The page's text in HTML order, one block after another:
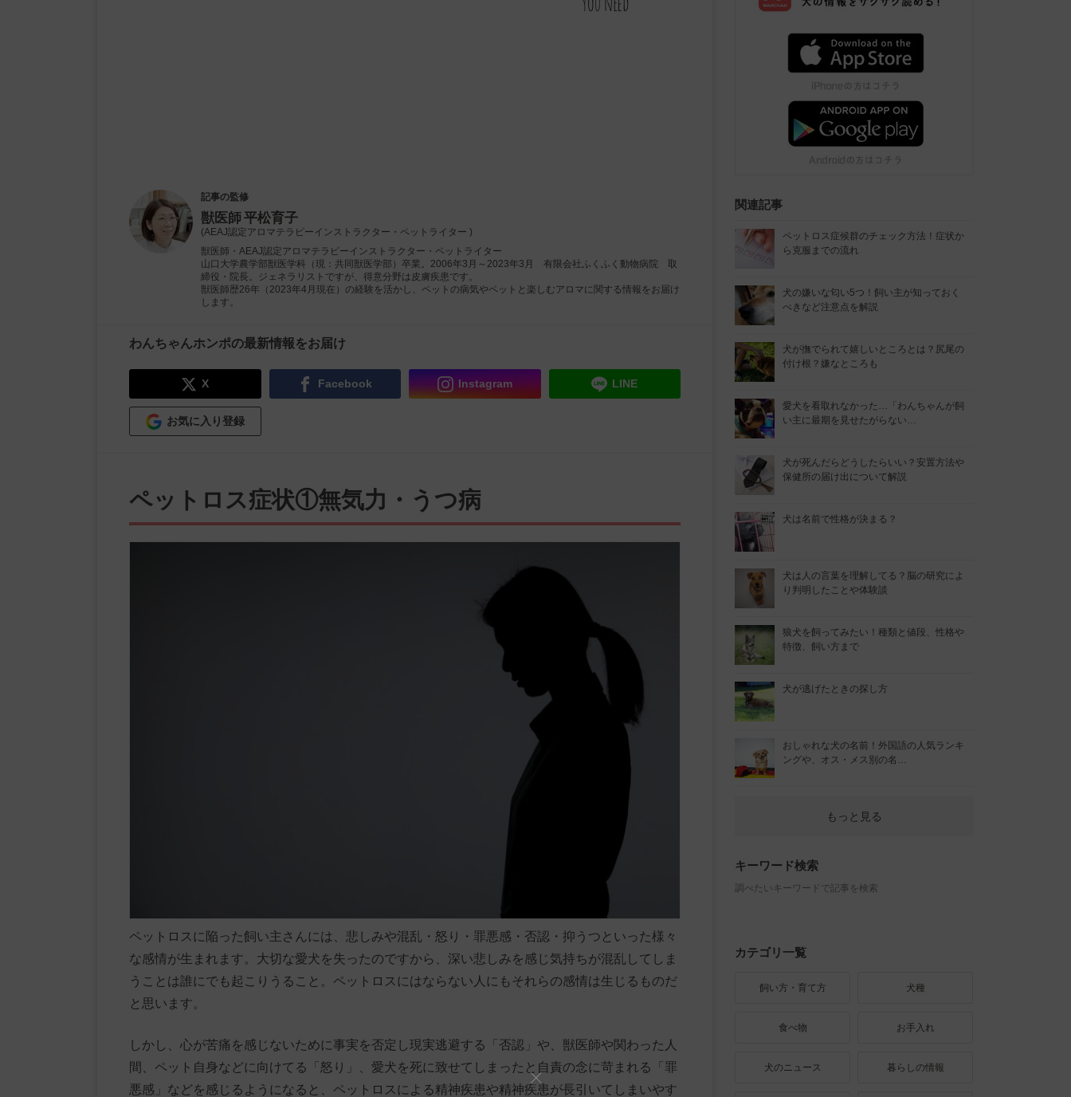
記事の監修
獣医師平松育子
(AEAJ認定アロマテラピーインストラクター・ペットライター )
獣医師・AEAJ認定アロマテラピーインストラクター・ペットライター
山口大学農学部獣医学科（現：共同獣医学部）卒業。2006年3月～2023年3月 有限会社ふくふく動物病院 取
締役・院長。ジェネラリストですが、得意分野は皮膚疾患です。
獣医師歴26年（2023年4月現在）の経験を活かし、ペットの病気やペットと楽しむアロマに関する情報をお届け
します。
わんちゃんホンポの最新情報をお届け
X Facebook Instagram LINE
お気に入り登録
ペットロス症状①無気力・うつ病
ペットロスに陥った飼い主さんには、悲しみや混乱・怒り・罪悪感・否認・抑うつといった様々
な感情が生まれます。大切な愛犬を失ったのですから、深い悲しみを感じ気持ちが混乱してしま
うことは誰にでも起こりうること。ペットロスにはならない人にもそれらの感情は生じるものだ
と思います。
しかし、心が苦痛を感じないために事実を否定し現実逃避する「否認」や、獣医師や関わった人
間、ペット自身などに向けてる「怒り」、愛犬を死に致せてしまったと自責の念に苛まれる「罪
悪感」などを感じるようになると、ペットロスによる精神疾患や精神疾患が長引いてしまいやす
関連記事
ペットロス症候群のチェック方法！症状か
ら克服までの流れ
犬の嫌いな匂い5つ！飼い主が知っておく
べきなど注意点を解説
犬が撫でられて嬉しいところとは？尻尾の
付け根？嫌なところも
愛犬を看取れなかった…「わんちゃんが飼
い主に最期を見せたがらない…
犬が死んだらどうしたらいい？安置方法や
保健所の届け出について解説
犬は名前で性格が決まる？
犬は人の言葉を理解してる？脳の研究によ
り判明したことや体験談
狼犬を飼ってみたい！種類と値段、性格や
特徴、飼い方まで
犬が逃げたときの探し方
おしゃれな犬の名前！外国語の人気ランキ
ングや、オス・メス別の名…
もっと見る
キーワード検索
調べたいキーワードで記事を検索
カテゴリ一覧
飼い方・育て方 犬種
食べ物 お手入れ
犬のニュース 暮らしの情報